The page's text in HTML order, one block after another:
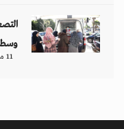
وسط
11 مارس 2026 - 10:26